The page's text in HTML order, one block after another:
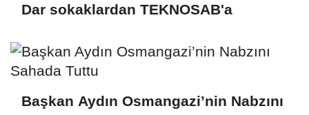
Dar sokaklardan TEKNOSAB'a
Başkan Aydın Osmangazi’nin Nabzını